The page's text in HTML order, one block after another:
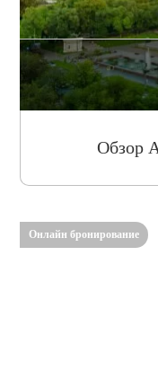
Обзор
Онлайн бронирование